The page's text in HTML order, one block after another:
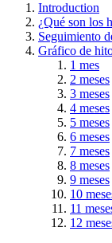
Introduction
¿Qué son los
Seguimiento
Gráfico de
1 mes
2 meses
3 meses
4 meses
5 meses
6 meses
7 meses
8 meses
9 meses
10
11
12